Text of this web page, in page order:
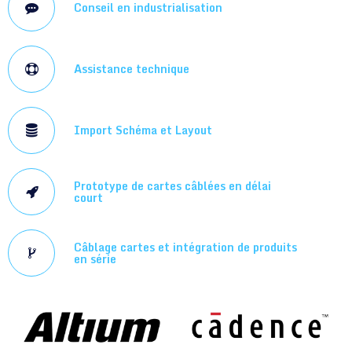
Conseil en industrialisation
Assistance technique
Import Schéma et Layout
Prototype de cartes câblées en délai
court
Câblage cartes et intégration de produits
en série